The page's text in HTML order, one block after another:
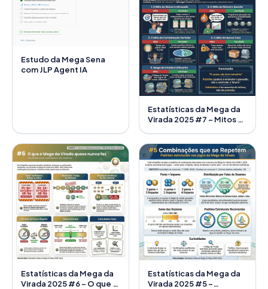
Estudo da Mega Sena
com JLP Agent IA
Estatísticas da Mega da
Virada 2025 #7 – Mitos e
Estatísticas da Mega da
Virada 2025 #6 – O que a
Estatísticas da Mega da
Virada 2025 #5 –